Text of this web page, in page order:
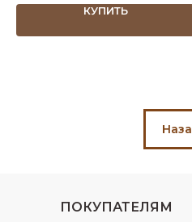
КУПИТЬ
ПОКУПАТЕЛЯМ